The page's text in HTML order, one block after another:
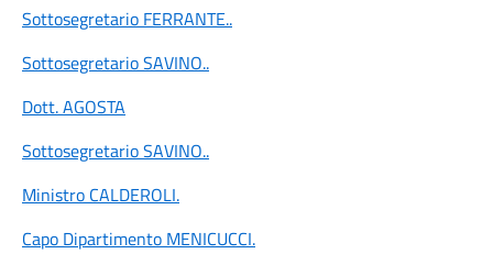
Sottosegretario FERRANTE..
Sottosegretario SAVINO..
Dott. AGOSTA
Sottosegretario SAVINO..
Ministro CALDEROLI.
Capo Dipartimento MENICUCCI.